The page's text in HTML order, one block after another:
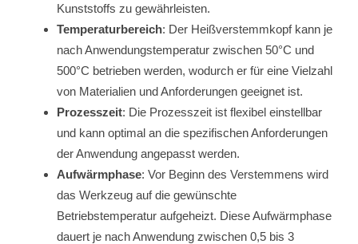
Kunststoffs zu gewährleisten.
Temperaturbereich: Der Heißverstemmkopf kann je
nach Anwendungstemperatur zwischen 50°C und
500°C betrieben werden, wodurch er für eine Vielzahl
von Materialien und Anforderungen geeignet ist.
Prozesszeit: Die Prozesszeit ist flexibel einstellbar
und kann optimal an die spezifischen Anforderungen
der Anwendung angepasst werden.
Aufwärmphase: Vor Beginn des Verstemmens wird
das Werkzeug auf die gewünschte
Betriebstemperatur aufgeheizt. Diese Aufwärmphase
dauert je nach Anwendung zwischen 0,5 bis 3